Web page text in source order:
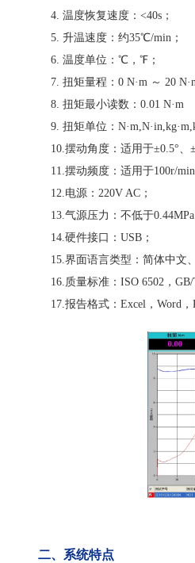
4. 温度恢复速度：<40s；
5. 升温速度：约35℃/min；
6. 温度单位：℃，℉；
7. 扭矩量程：0 N·m ～ 20
8. 扭矩最小读数：0.01 N·m
9. 扭矩单位：
10.摆动角度：适用于±0.5°、
11.摆动频度：适用于100r/
12.电源：220V AC；
13.气源压力：不低于
14.硬件接口：USB；
15.界面语言类型：简体中文
16.质量标准：ISO 6502，GB/
17.报告格式：Excel，Word，
二、系统特点